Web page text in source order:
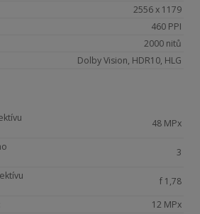
2556 x 1179
460 PPI
2000 nitů
Dolby Vision, HDR10, HLG
48 MPx
3
f 1,78
12 MPx